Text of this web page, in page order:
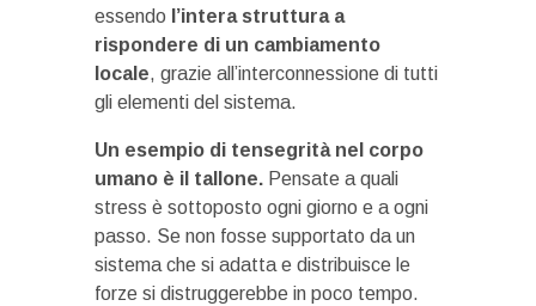
essendo l’intera struttura a
rispondere di un cambiamento
locale, grazie all’interconnessione di tutti
gli elementi del sistema.
Un esempio di tensegrità nel corpo
umano è il tallone. Pensate a quali
stress è sottoposto ogni giorno e a ogni
passo. Se non fosse supportato da un
sistema che si adatta e distribuisce le
forze si distruggerebbe in poco tempo.